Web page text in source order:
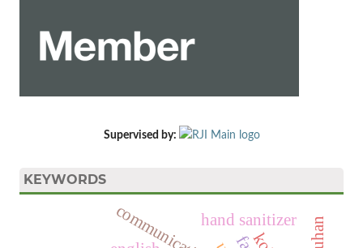
Supervised by:
KEYWORDS
hand sanitizer